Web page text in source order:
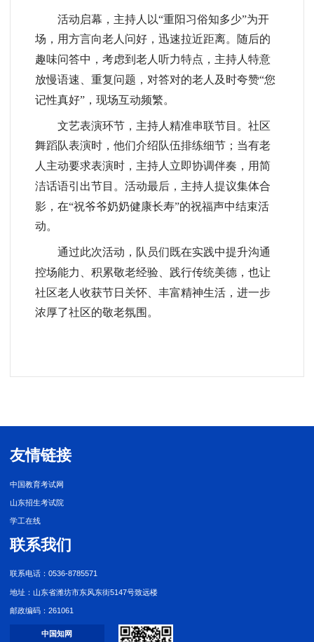
活动启幕，主持人以“重阳习俗知多少”为开
场，用方言向老人问好，迅速拉近距离。随后的
趣味问答中， 考虑到老人听力特点，主持人特意
放慢语速、重复问题，对答对的老人及时夸赞“您
记性真好”，现场互动频繁。
文艺表演环节，主持人精准串联节目。社区
舞蹈队表演时，他们介绍队伍排练细节；当有老
人主动要求表演时，主持人立即协调伴奏，用简
洁话语引出节目。活动最后，主持人提议集体合
影，在“祝爷爷奶奶健康长寿”的祝福声中结束活
动。
通过此次活动，队员们既在实践中提升沟通
控场能力、积累敬老经验、践行传统美德，也让
社区老人收获节日关怀、丰富精神生活，进一步
浓厚了社区的敬老氛围。
友情链接
中国教育考试网
山东招生考试院
学工在线
联系我们
联系电话：0536-8785571
地址：山东省潍坊市东风东街5147号致远楼
邮政编码：261061
中国知网